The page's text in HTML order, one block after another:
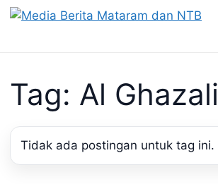
Skip
Tag: Al Ghazali
Tidak ada postingan untuk tag ini.